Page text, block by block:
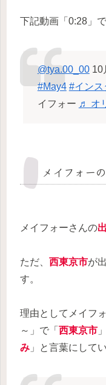
下記動画「0:28」
@tya.00_0010
#May4 #インス
イフォー ♬ オ
メイフォー
メイフォーさんの
ただ、 西東京市が
す。
理由としてメイフ
～」で「 西東京市
み 」と言葉にして